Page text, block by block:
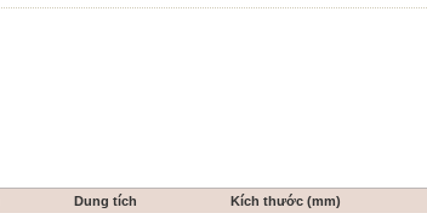
Dung tích Kích thước (mm)